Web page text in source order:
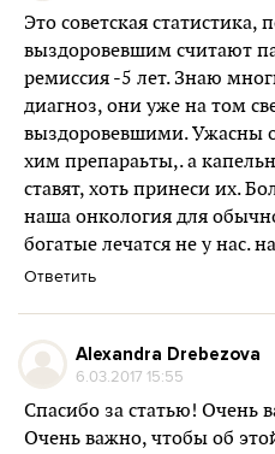
Это советская статистика,
выздоровевшим считают
ремиссия -5 лет. Знаю
диагноз, они уже на том
выздоровевшими. Ужасны
хим препараьты,. а
ставят, хоть принеси их.
наша онкология для
богатые лечатся не у нас.
Ответить
Alexandra Drebezova
6.03.2017 15:55
Спасибо за статью! Очень
Очень важно, чтобы об